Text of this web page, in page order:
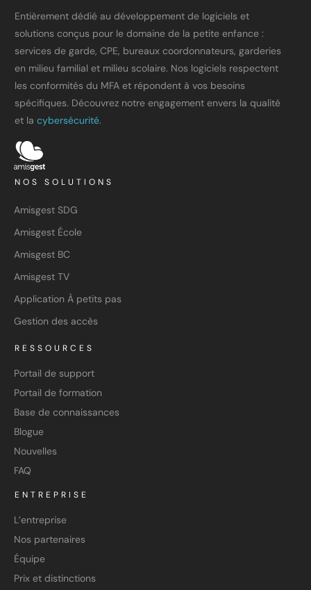
Entièrement dédié au développement de logiciels et
solutions conçus pour le domaine de la petite enfance :
services de garde, CPE, bureaux coordonnateurs, garderies
en milieu familial et milieu scolaire. Nos logiciels respectent
les conformités du MFA et répondent à vos besoins
spécifiques. Découvrez notre engagement envers la qualité
et la cybersécurité.
NOS SOLUTIONS
Amisgest SDG
Amisgest École
Amisgest BC
Amisgest TV
Application À petits pas
Gestion des accès
RESSOURCES
Portail de support
Portail de formation
Base de connaissances
Blogue
Nouvelles
FAQ
ENTREPRISE
L’entreprise
Nos partenaires
Équipe
Prix et distinctions